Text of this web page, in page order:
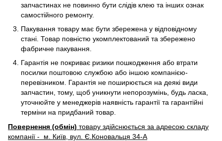
запчастинах не повинно бути слідів клею та інших ознак
самостійного ремонту.
Пакування товару має бути збережена у відповідному
стані. Товар повністю укомплектований та збережено
фабричне пакування.
Гарантія не покриває ризики пошкодження або втрати
посилки поштовою службою або іншою компанією-
перевізником. Гарантія не поширюється на деякі види
запчастин, тому, щоб уникнути непорозумінь, будь ласка,
уточнюйте у менеджерів наявність гарантії та гарантійні
терміни на придбаний товар.
Повернення (обмін) товару здійснюється за адресою складу
компанії - м. Київ, вул. Є.Коновальця 34-А